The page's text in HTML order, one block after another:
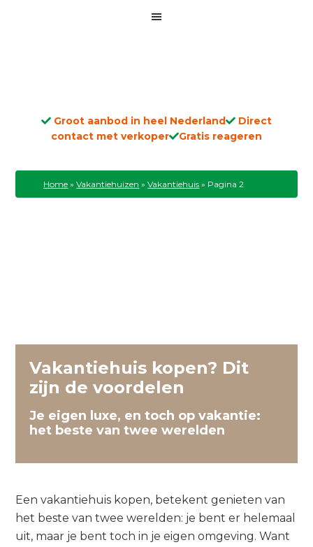
Groot aanbod in heel Nederland
Direct
contact met verkoper
Gratis reageren
Home »Vakantiehuizen »Vakantiehuis » Pagina 2
Vakantiehuis kopen? Dit
zijn de voordelen
Je eigen luxe, en toch op vakantie:
het beste van twee werelden
Een vakantiehuis kopen, betekent genieten van
het beste van twee werelden: je bent er helemaal
uit, maar je bent toch in je eigen omgeving. Want